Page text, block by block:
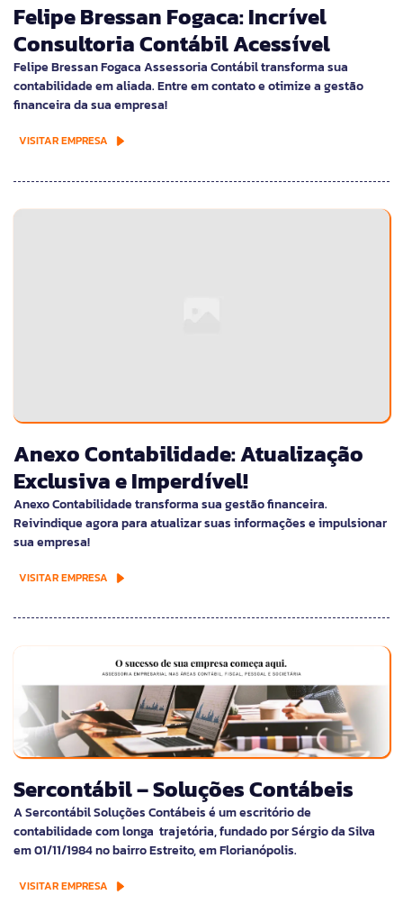
Felipe Bressan Fogaca: Incrível
Consultoria Contábil Acessível
Felipe Bressan Fogaca Assessoria Contábil transforma sua
contabilidade em aliada. Entre em contato e otimize a gestão
financeira da sua empresa!
VISITAR EMPRESA
Anexo Contabilidade: Atualização
Exclusiva e Imperdível!
Anexo Contabilidade transforma sua gestão financeira.
Reivindique agora para atualizar suas informações e impulsionar
sua empresa!
VISITAR EMPRESA
Sercontábil – Soluções Contábeis
A Sercontábil Soluções Contábeis é um escritório de
contabilidade com longa trajetória, fundado por Sérgio da Silva
em 01/11/1984 no bairro Estreito, em Florianópolis.
VISITAR EMPRESA